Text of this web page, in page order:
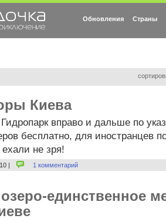
Обновления Страны
Киева
вправо и дальше по
бесплатно, для иностранцев
не зря!
| 1 комментарий
единственное